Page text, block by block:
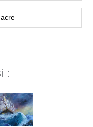
:
prix
initial
était :
1900€.
prix
actuel
est :
1520€.